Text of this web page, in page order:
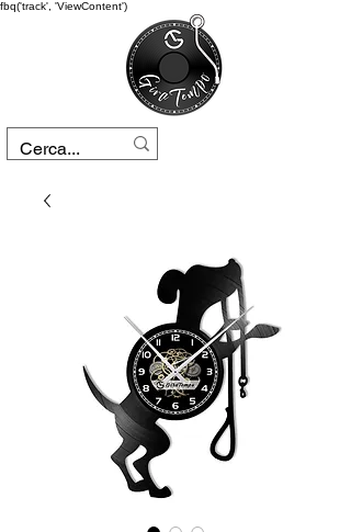
fbq('track', 'ViewContent')